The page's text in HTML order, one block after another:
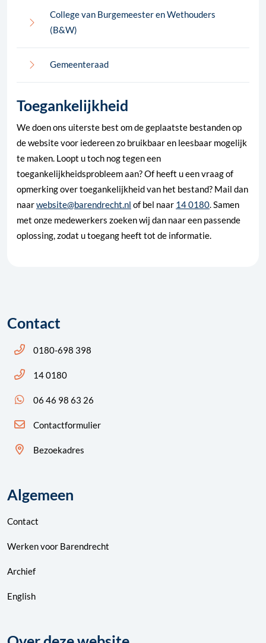
College van Burgemeester en Wethouders
(B&W)
Gemeenteraad
Toegankelijkheid
We doen ons uiterste best om de geplaatste bestanden op
de website voor iedereen zo bruikbaar en leesbaar mogelijk
te maken. Loopt u toch nog tegen een
toegankelijkheidsprobleem aan? Of heeft u een vraag of
opmerking over toegankelijkheid van het bestand? Mail dan
naarwebsite@barendrecht.nl of bel naar 14 0180. Samen
met onze medewerkers zoeken wij dan naar een passende
oplossing, zodat u toegang heeft tot de informatie.
Contact
Bel ons: 14 0180
0180-698 398
Bel ons: 14 0180
14 0180
App ons: 06 46 98 63 26 (WhatsApp)
06 46 98 63 26
Contactformulier
Bezoekadres
Algemeen
Contact
Werken voor Barendrecht
Archief
English